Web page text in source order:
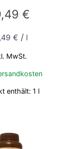
€
€ / l
MwSt.
enthält: 1 l